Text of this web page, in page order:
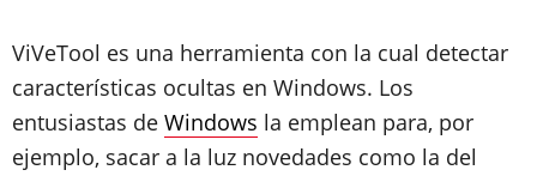
ViVeTool es una herramienta con la cual detectar
características ocultas en Windows. Los
entusiastas de Windows la emplean para, por
ejemplo, sacar a la luz novedades como la del